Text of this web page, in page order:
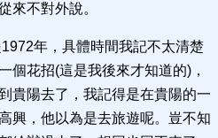
來不對外說。
年，具體時間我記不太清楚
個花招(這是我後來才知道的)，
貴陽去了，我記得是在貴陽的一
興，他以為是去旅遊呢。豈不知